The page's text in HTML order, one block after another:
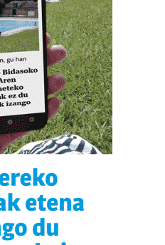
alda edo ken dezakezu
eta hirugarrenen cookie-
esperientzia eta
cookie teknologiaz
gero, teknologia hori
ematen diguzu.Gehiago